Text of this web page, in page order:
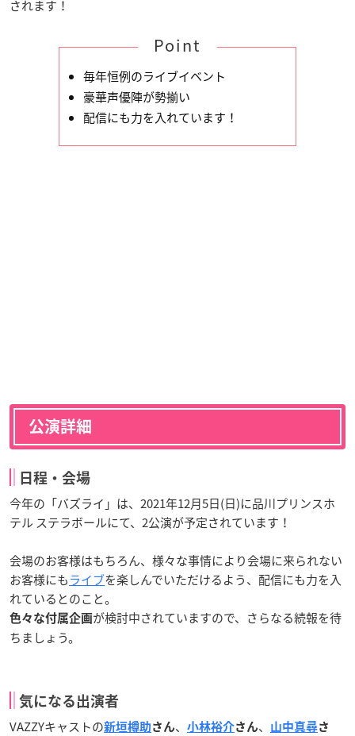
されます！
Point
毎年恒例のライブイベント
豪華声優陣が勢揃い
配信にも力を入れています！
公演詳細
日程・会場
今年の「バズライ」は、2021年12月5日(日)に品川プリンスホ
テル ステラボールにて、2公演が予定されています！
会場のお客様はもちろん、様々な事情により会場に来られない
お客様にもライブを楽しんでいただけるよう、配信にも力を入
れているとのこと。
色々な付属企画が検討中されていますので、さらなる続報を待
ちましょう。
気になる出演者
VAZZYキャストの新垣樽助 さん、 小林裕介さん、 山中真尋さ